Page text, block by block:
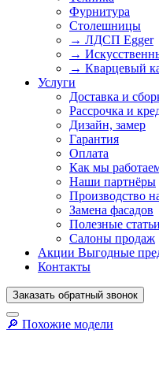
Фурнитура
Столешницы
→ ЛДСП Egger
→
→ Кварцевый
Услуги
Доставка и
Рассрочка и
Дизайн, замер
Гарантия
Оплата
Как мы
Наши партнёры
Производство
Замена фасадов
Полезные статьи
Салоны продаж
Акции Выгодные
Контакты
Заказать обратный звонок
🔎︎ Похожие модели